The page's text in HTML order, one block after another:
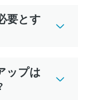
要とす
ップは